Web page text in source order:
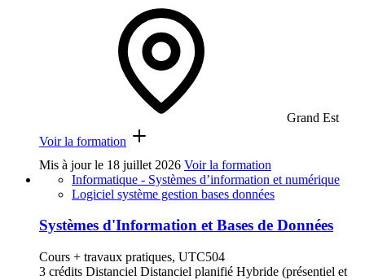
Grand Est
Voir la formation
Mis à jour le 18 juillet 2026 Voir la formation
Informatique - Systèmes d’information et numérique
Logiciel système gestion bases données
Systèmes d'Information et Bases de Données
Cours + travaux pratiques, UTC504
3 crédits Distanciel Distanciel planifié Hybride (présentiel et